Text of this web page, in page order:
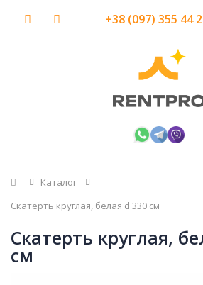
+38 (097) 355 44
Главная
Каталог
Скатерть круглая, белая d 330 см
Скатерть круглая,
см